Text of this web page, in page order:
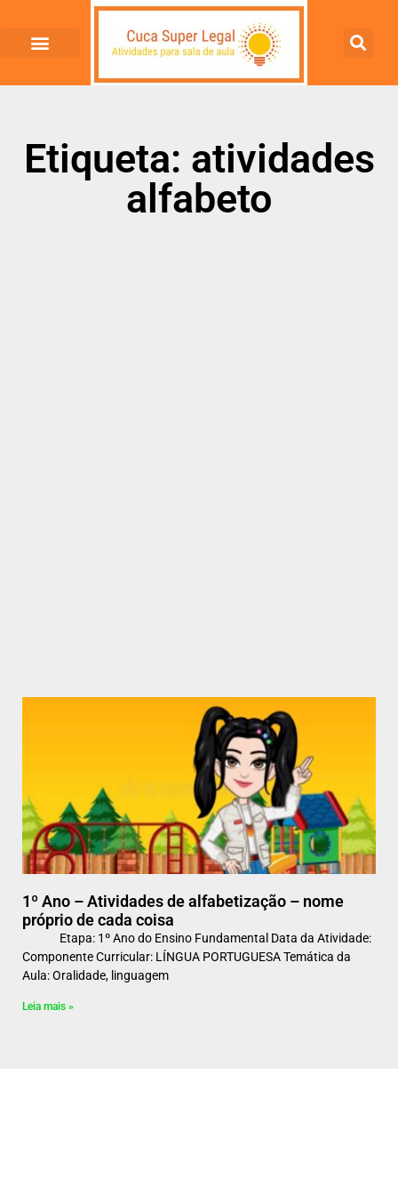
Etiqueta: atividades
alfabeto
1º Ano – Atividades de alfabetização – nome
próprio de cada coisa
Etapa: 1º Ano do Ensino Fundamental Data da Atividade:
Componente Curricular: LÍNGUA PORTUGUESA Temática da
Aula: Oralidade, linguagem
Leia mais »